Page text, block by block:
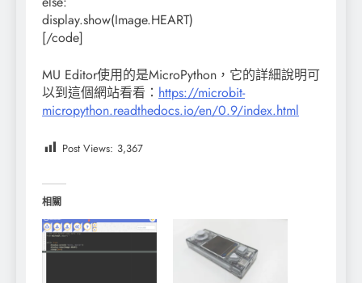
display.show(Image.HEART)
[/code]
MU Editor使用的是MicroPython，它的詳細說明可
以到這個網站看看： https://microbit-
micropython.readthedocs.io/en/0.9/index.html
Post Views: 3,367
相關